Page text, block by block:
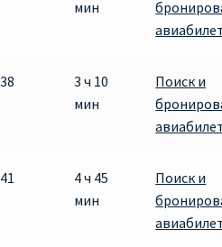
мин
38
3 ч 10
мин
Поиск и
41
4 ч 45
мин
Поиск и